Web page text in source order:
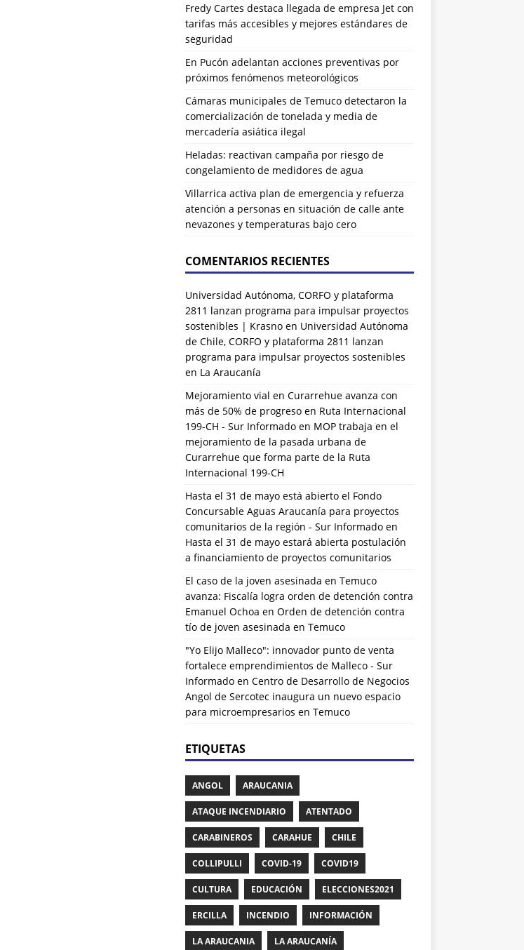
Fredy Cartes destaca llegada de empresa Jet con
tarifas más accesibles y mejores estándares de
seguridad
En Pucón adelantan acciones preventivas por
próximos fenómenos meteorológicos
Cámaras municipales de Temuco detectaron la
comercialización de tonelada y media de
mercadería asiática ilegal
Heladas: reactivan campaña por riesgo de
congelamiento de medidores de agua
Villarrica activa plan de emergencia y refuerza
atención a personas en situación de calle ante
nevazones y temperaturas bajo cero
COMENTARIOS RECIENTES
Universidad Autónoma, CORFO y plataforma
2811 lanzan programa para impulsar proyectos
sostenibles | Krasnoen Universidad Autónoma
de Chile, CORFO y plataforma 2811 lanzan
programa para impulsar proyectos sostenibles
en La Araucanía
Mejoramiento vial en Curarrehue avanza con
más de 50% de progreso en Ruta Internacional
199-CH - Sur Informadoen MOP trabaja en el
mejoramiento de la pasada urbana de
Curarrehue que forma parte de la Ruta
Internacional 199-CH
Hasta el 31 de mayo está abierto el Fondo
Concursable Aguas Araucanía para proyectos
comunitarios de la región - Sur Informadoen
Hasta el 31 de mayo estará abierta postulación
a financiamiento de proyectos comunitarios
El caso de la joven asesinada en Temuco
avanza: Fiscalía logra orden de detención contra
Emanuel Ochoa en Orden de detención contra
tío de joven asesinada en Temuco
"Yo Elijo Malleco": innovador punto de venta
fortalece emprendimientos de Malleco - Sur
Informadoen Centro de Desarrollo de Negocios
Angol de Sercotec inaugura un nuevo espacio
para microempresarios en Temuco
ETIQUETAS
ANGOL ARAUCANIA
ATAQUE INCENDIARIO ATENTADO
CARABINEROS CARAHUE CHILE
COLLIPULLI COVID-19 COVID19
CULTURA EDUCACIÓN ELECCIONES2021
ERCILLA INCENDIO INFORMACIÓN
LA ARAUCANIA LA ARAUCANÍA